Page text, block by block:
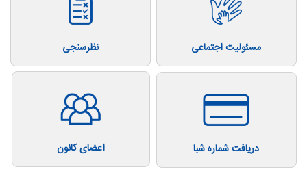
مسئولیت اجتماعی نظرسنجی
دریافت شماره شبا اعضای کانون